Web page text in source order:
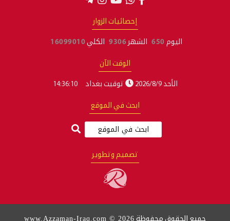
إحصائيات الزوار
اليوم 650 الشهر 9306 الكلي 16099010
الوقت الآن
الأحد 2026/8/9 توقيت بغداد 14:36:11
ابحث في الموقع
تصميم وتطوير
جميع الحقوق محفوظة www.Azzaman-Iraq.com © 2026